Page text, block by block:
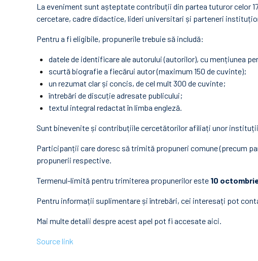
La eveniment sunt așteptate contribuții din partea tuturor celor
cercetare, cadre didactice, lideri universitari și parteneri
Pentru a fi eligibile, propunerile trebuie să includă:
datele de identificare ale autorului (autorilor), cu mențiunea
scurtă biografie a fiecărui autor (maximum 150 de cuvinte);
un rezumat clar și concis, de cel mult 300 de cuvinte;
întrebări de discuție adresate publicului;
textul integral redactat în limba engleză.
Sunt binevenite și contribuțiile cercetătorilor afiliați unor
Participanții care doresc să trimită propuneri comune (precum
propunerii respective.
Termenul-limită pentru trimiterea propunerilor este 10
Pentru informații suplimentare și întrebări, cei interesați pot
Mai multe detalii despre acest apel pot fi accesateaici.
Source link